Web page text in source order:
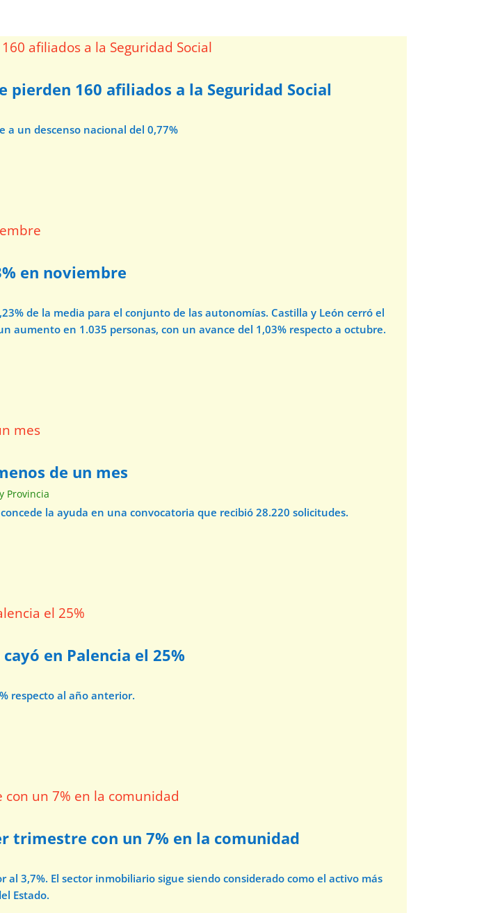
pierden 160 afiliados a la Seguridad Social
a un descenso nacional del 0,77%
en noviembre
de la media para el conjunto de las autonomías. Castilla y León cerró el
aumento en 1.035 personas, con un avance del 1,03% respecto a octubre.
de un mes
Provincia
la ayuda en una convocatoria que recibió 28.220 solicitudes.
en Palencia el 25%
respecto al año anterior.
trimestre con un 7% en la comunidad
3,7%. El sector inmobiliario sigue siendo considerado como el activo más
Estado.